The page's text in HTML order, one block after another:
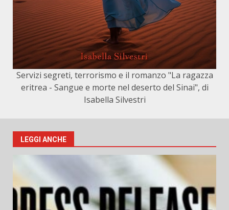
Servizi segreti, terrorismo e il romanzo "La ragazza
eritrea - Sangue e morte nel deserto del Sinai", di
Isabella Silvestri
LEGGI ANCHE